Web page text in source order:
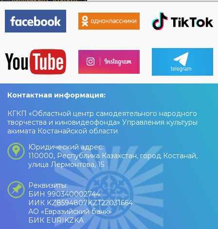
музыка, яркие эмоции и
праздничное настроение!
Контактная информация:
КГКП «Областной центр самодеятельного народного
творчества и киновидеофонда» Управления культуры
акимата Костанайской области
Юридический адрес:
110000, Республика Казахстан, город Костанай,
улица Лермонтова, 15
Реквизиты:
БИН 990340002744
ИИК KZ8594807KZT22031664
АО «Евразийский банк»
БИК EURIKZKA